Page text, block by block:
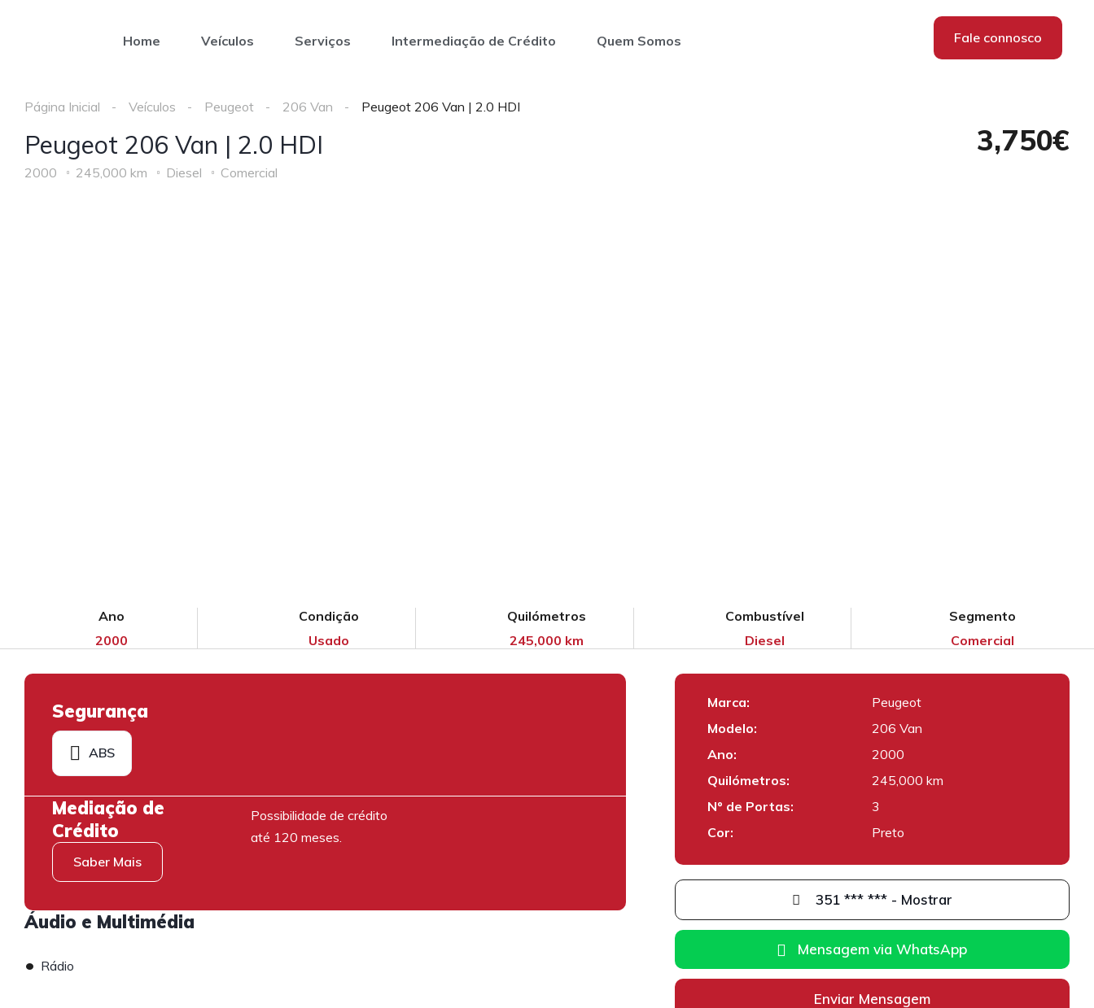
Home Veículos Serviços Intermediação de Crédito Quem Somos Fale connosco
Página Inicial Veículos Peugeot 206 Van Peugeot 206 Van | 2.0 HDI
Peugeot 206 Van | 2.0 HDI
2000 245,000 km Diesel Comercial
3,750€
Ano
2000
Condição
Usado
Quilómetros
245,000 km
Combustível
Diesel
Segmento
Comercial
Segurança
ABS
Mediação de
Crédito
Saber Mais
Possibilidade de crédito
até 120 meses.
Áudio e Multimédia
• Rádio
Marca:
Peugeot
Modelo:
206 Van
Ano:
2000
Quilómetros:
245,000 km
Nº de Portas:
3
Cor:
Preto
351 *** *** - Mostrar
Mensagem via WhatsApp
Enviar Mensagem